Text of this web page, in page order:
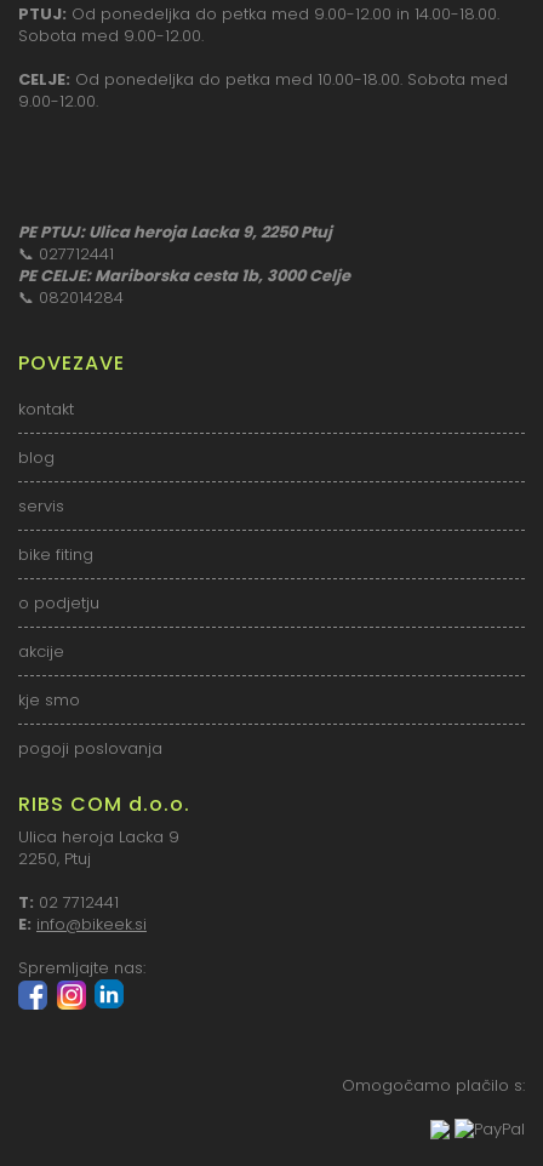
PTUJ: Od ponedeljka do petka med 9.00-12.00 in 14.00-18.00.
Sobota med 9.00-12.00.
CELJE: Od ponedeljka do petka med 10.00-18.00. Sobota med
9.00-12.00.
PE PTUJ: Ulica heroja Lacka 9, 2250 Ptuj
📞 027712441
PE CELJE: Mariborska cesta 1b, 3000 Celje
📞 082014284
POVEZAVE
kontakt
blog
servis
bike fiting
o podjetju
akcije
kje smo
pogoji poslovanja
RIBS COM d.o.o.
Ulica heroja Lacka 9
2250, Ptuj
T: 02 7712441
E: info@bikeek.si
Spremljajte nas:
Omogočamo plačilo s: